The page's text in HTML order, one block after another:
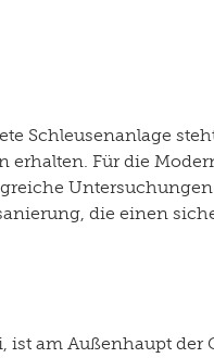
Schleusenanlage
Für die
die einen
am Außenhaupt